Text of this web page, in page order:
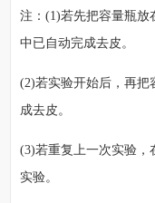
注：(1)若先把容量瓶放
中已自动完成去皮。
(2)若实验开始后，再把
成去皮。
(3)若重复上一次实验，
实验。